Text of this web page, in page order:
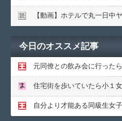
【動画】ホテルで丸一日中
今日のオススメ記事